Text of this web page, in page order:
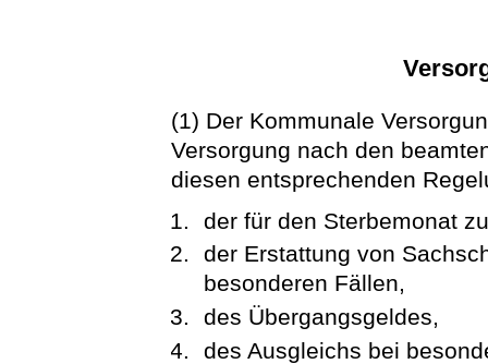
(1) Der Kommunale
Versorgung nach den
diesen entsprechenden
der für den Sterbemonat
der Erstattung von
besonderen Fällen,
des Übergangsgeldes,
des Ausgleichs bei